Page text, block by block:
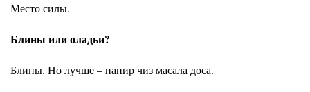
Место силы.
Блины или оладьи?
Блины. Но лучше – панир чиз масала доса.